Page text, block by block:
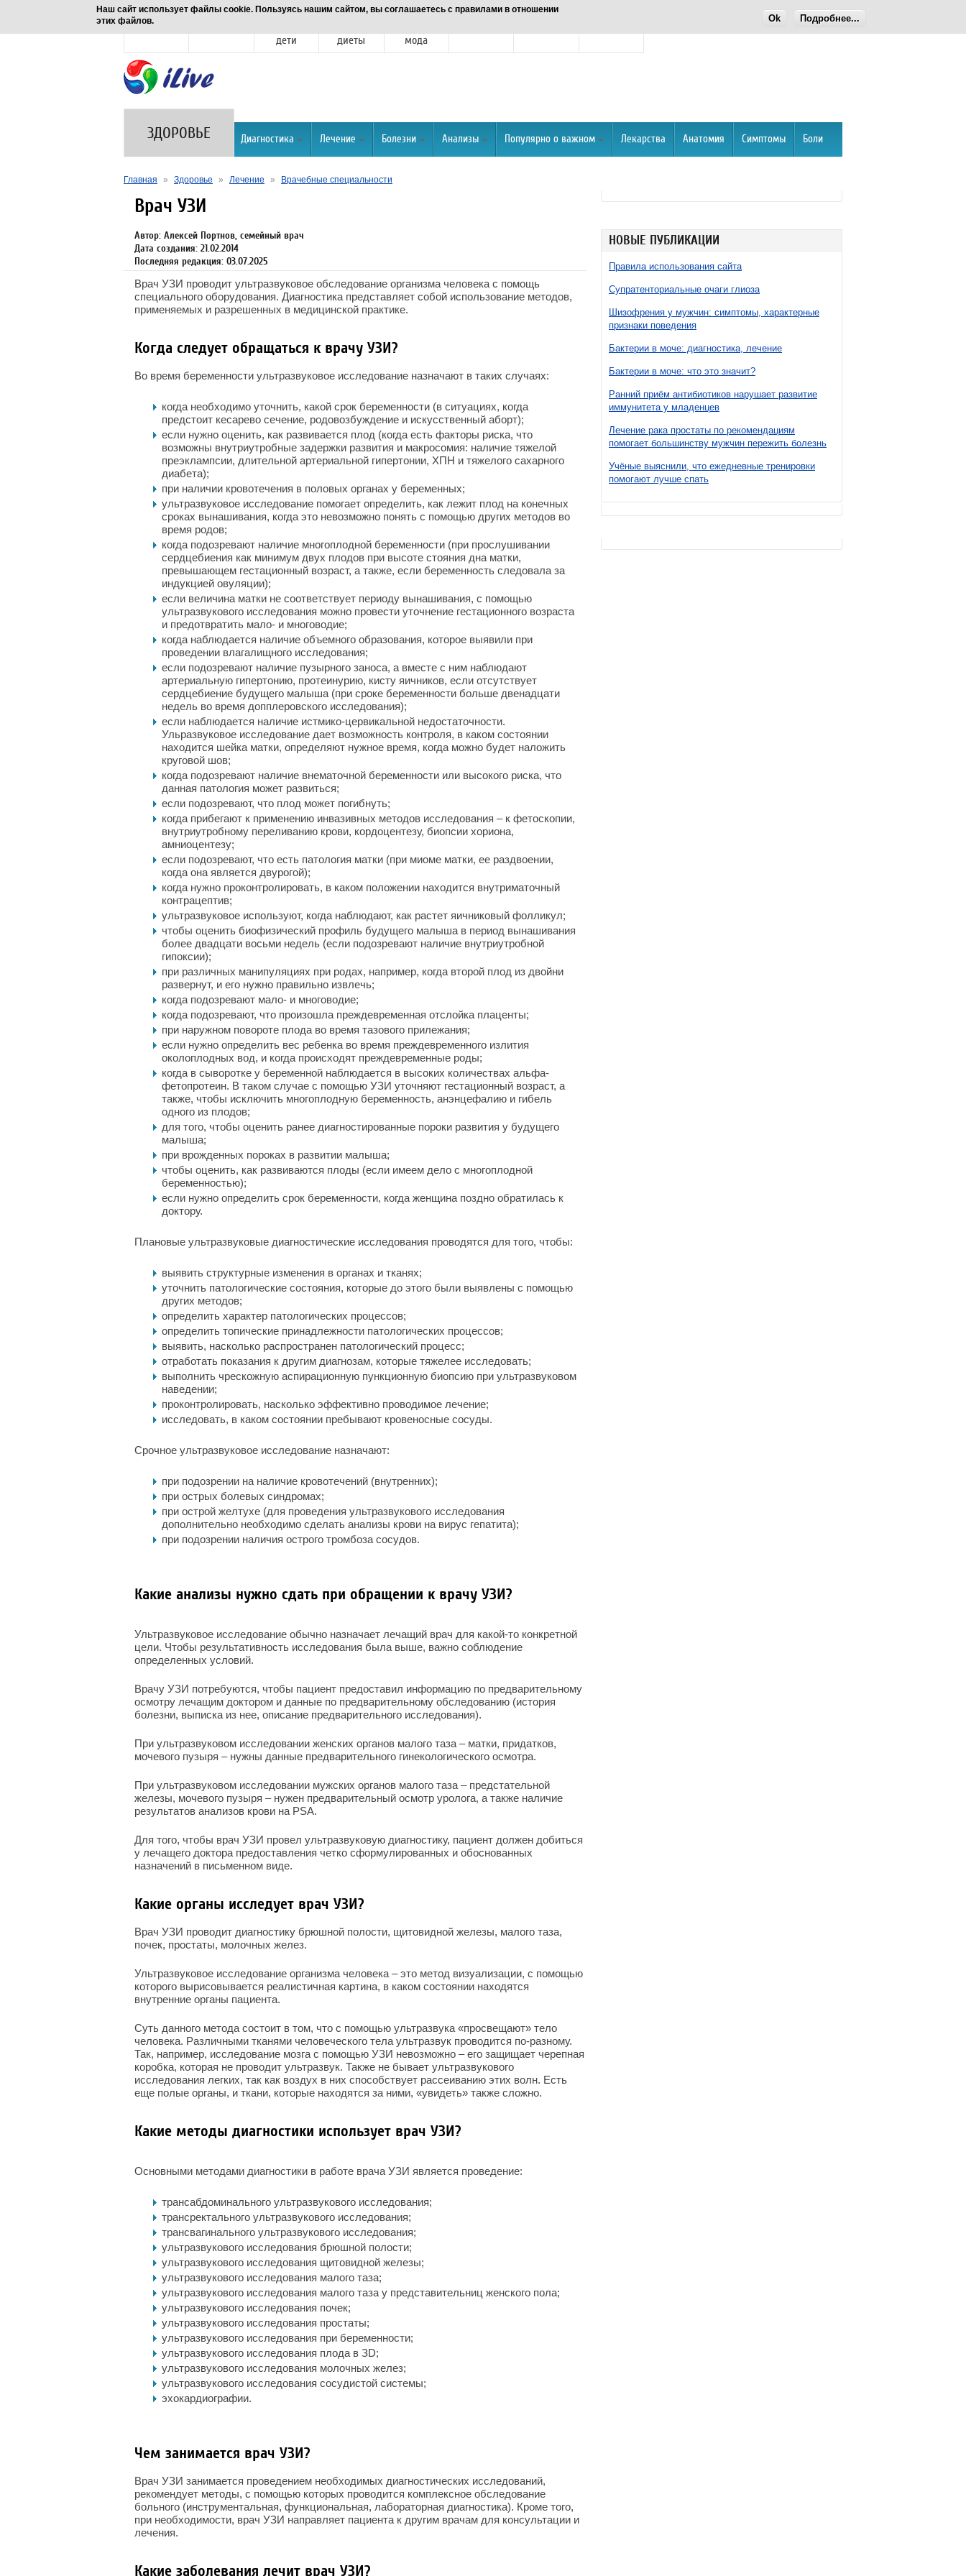
Наш сайт использует файлы cookie. Пользуясь нашим сайтом, вы соглашаетесь с правилами в отношении
этих файлов.
Ok Подробнее...
Новости
дети
диеты
мода
ЗДОРОВЬЕ Диагностика Лечение Болезни Анализы Популярно о важном Лекарства Анатомия Симптомы Боли
Главная » Здоровье » Лечение » Врачебные специальности
НОВЫЕ ПУБЛИКАЦИИ
Правила использования сайта
Супратенториальные очаги глиоза
Шизофрения у мужчин: симптомы, характерные
признаки поведения
Бактерии в моче: диагностика, лечение
Бактерии в моче: что это значит?
Ранний приём антибиотиков нарушает развитие
иммунитета у младенцев
Лечение рака простаты по рекомендациям
помогает большинству мужчин пережить болезнь
Учёные выяснили, что ежедневные тренировки
помогают лучше спать
Врач УЗИ
Автор: Алексей Портнов, семейный врач
Дата создания: 21.02.2014
Последняя редакция: 03.07.2025
Врач УЗИ проводит ультразвуковое обследование организма человека с помощь
специального оборудования. Диагностика представляет собой использование методов,
применяемых и разрешенных в медицинской практике.
Когда следует обращаться к врачу УЗИ?
Во время беременности ультразвуковое исследование назначают в таких случаях:
когда необходимо уточнить, какой срок беременности (в ситуациях, когда
предстоит кесарево сечение, родовозбуждение и искусственный аборт);
если нужно оценить, как развивается плод (когда есть факторы риска, что
возможны внутриутробные задержки развития и макросомия: наличие тяжелой
преэклампсии, длительной артериальной гипертонии, ХПН и тяжелого сахарного
диабета);
при наличии кровотечения в половых органах у беременных;
ультразвуковое исследование помогает определить, как лежит плод на конечных
сроках вынашивания, когда это невозможно понять с помощью других методов во
время родов;
когда подозревают наличие многоплодной беременности (при прослушивании
сердцебиения как минимум двух плодов при высоте стояния дна матки,
превышающем гестационный возраст, а также, если беременность следовала за
индукцией овуляции);
если величина матки не соответствует периоду вынашивания, с помощью
ультразвукового исследования можно провести уточнение гестационного возраста
и предотвратить мало- и многоводие;
когда наблюдается наличие объемного образования, которое выявили при
проведении влагалищного исследования;
если подозревают наличие пузырного заноса, а вместе с ним наблюдают
артериальную гипертонию, протеинурию, кисту яичников, если отсутствует
сердцебиение будущего малыша (при сроке беременности больше двенадцати
недель во время допплеровского исследования);
если наблюдается наличие истмико-цервикальной недостаточности.
Ульразвуковое исследование дает возможность контроля, в каком состоянии
находится шейка матки, определяют нужное время, когда можно будет наложить
круговой шов;
когда подозревают наличие внематочной беременности или высокого риска, что
данная патология может развиться;
если подозревают, что плод может погибнуть;
когда прибегают к применению инвазивных методов исследования – к фетоскопии,
внутриутробному переливанию крови, кордоцентезу, биопсии хориона,
амниоцентезу;
если подозревают, что есть патология матки (при миоме матки, ее раздвоении,
когда она является двурогой);
когда нужно проконтролировать, в каком положении находится внутриматочный
контрацептив;
ультразвуковое используют, когда наблюдают, как растет яичниковый фолликул;
чтобы оценить биофизический профиль будущего малыша в период вынашивания
более двадцати восьми недель (если подозревают наличие внутриутробной
гипоксии);
при различных манипуляциях при родах, например, когда второй плод из двойни
развернут, и его нужно правильно извлечь;
когда подозревают мало- и многоводие;
когда подозревают, что произошла преждевременная отслойка плаценты;
при наружном повороте плода во время тазового прилежания;
если нужно определить вес ребенка во время преждевременного излития
околоплодных вод, и когда происходят преждевременные роды;
когда в сыворотке у беременной наблюдается в высоких количествах альфа-
фетопротеин. В таком случае с помощью УЗИ уточняют гестационный возраст, а
также, чтобы исключить многоплодную беременность, анэнцефалию и гибель
одного из плодов;
для того, чтобы оценить ранее диагностированные пороки развития у будущего
малыша;
при врожденных пороках в развитии малыша;
чтобы оценить, как развиваются плоды (если имеем дело с многоплодной
беременностью);
если нужно определить срок беременности, когда женщина поздно обратилась к
доктору.
Плановые ультразвуковые диагностические исследования проводятся для того, чтобы:
выявить структурные изменения в органах и тканях;
уточнить патологические состояния, которые до этого были выявлены с помощью
других методов;
определить характер патологических процессов;
определить топические принадлежности патологических процессов;
выявить, насколько распространен патологический процесс;
отработать показания к другим диагнозам, которые тяжелее исследовать;
выполнить чрескожную аспирационную пункционную биопсию при ультразвуковом
наведении;
проконтролировать, насколько эффективно проводимое лечение;
исследовать, в каком состоянии пребывают кровеносные сосуды.
Срочное ультразвуковое исследование назначают:
при подозрении на наличие кровотечений (внутренних);
при острых болевых синдромах;
при острой желтухе (для проведения ультразвукового исследования
дополнительно необходимо сделать анализы крови на вирус гепатита);
при подозрении наличия острого тромбоза сосудов.
Какие анализы нужно сдать при обращении к врачу УЗИ?
Ультразвуковое исследование обычно назначает лечащий врач для какой-то конкретной
цели. Чтобы результативность исследования была выше, важно соблюдение
определенных условий.
Врачу УЗИ потребуются, чтобы пациент предоставил информацию по предварительному
осмотру лечащим доктором и данные по предварительному обследованию (история
болезни, выписка из нее, описание предварительного исследования).
При ультразвуковом исследовании женских органов малого таза – матки, придатков,
мочевого пузыря – нужны данные предварительного гинекологического осмотра.
При ультразвуковом исследовании мужских органов малого таза – предстательной
железы, мочевого пузыря – нужен предварительный осмотр уролога, а также наличие
результатов анализов крови на PSA.
Для того, чтобы врач УЗИ провел ультразвуковую диагностику, пациент должен добиться
у лечащего доктора предоставления четко сформулированных и обоснованных
назначений в письменном виде.
Какие органы исследует врач УЗИ?
Врач УЗИ проводит диагностику брюшной полости, щитовидной железы, малого таза,
почек, простаты, молочных желез.
Ультразвуковое исследование организма человека – это метод визуализации, с помощью
которого вырисовывается реалистичная картина, в каком состоянии находятся
внутренние органы пациента.
Суть данного метода состоит в том, что с помощью ультразвука «просвещают» тело
человека. Различными тканями человеческого тела ультразвук проводится по-разному.
Так, например, исследование мозга с помощью УЗИ невозможно – его защищает черепная
коробка, которая не проводит ультразвук. Также не бывает ультразвукового
исследования легких, так как воздух в них способствует рассеиванию этих волн. Есть
еще полые органы, и ткани, которые находятся за ними, «увидеть» также сложно.
Какие методы диагностики использует врач УЗИ?
Основными методами диагностики в работе врача УЗИ является проведение:
трансабдоминального ультразвукового исследования;
трансректального ультразвукового исследования;
трансвагинального ультразвукового исследования;
ультразвукового исследования брюшной полости;
ультразвукового исследования щитовидной железы;
ультразвукового исследования малого таза;
ультразвукового исследования малого таза у представительниц женского пола;
ультразвукового исследования почек;
ультразвукового исследования простаты;
ультразвукового исследования при беременности;
ультразвукового исследования плода в ЗD;
ультразвукового исследования молочных желез;
ультразвукового исследования сосудистой системы;
эхокардиографии.
Чем занимается врач УЗИ?
Врач УЗИ занимается проведением необходимых диагностических исследований,
рекомендует методы, с помощью которых проводится комплексное обследование
больного (инструментальная, функциональная, лабораторная диагностика). Кроме того,
при необходимости, врач УЗИ направляет пациента к другим врачам для консультации и
лечения.
Какие заболевания лечит врач УЗИ?